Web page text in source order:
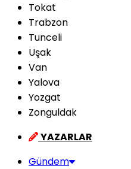
Tokat
Trabzon
Tunceli
Uşak
Van
Yalova
Yozgat
Zonguldak
YAZARLAR
Gündem